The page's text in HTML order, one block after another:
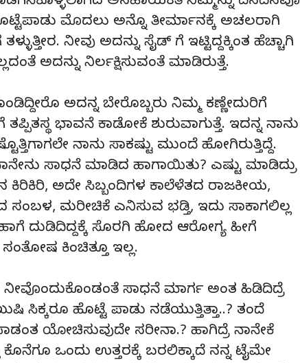
ಮೊದಲು ಅನ್ನೊ ತೀರ್ಮಾನಕ್ಕೆ ಅಚಲರಾಗಿ
ನೀವು ಅದನ್ನು ಸೈಡ್ ಗೆ ಇಟ್ಟಿದ್ದಕ್ಕಿಂತ ಹೆಚ್ಚಾಗಿ
ಅದನ್ನು ನಿರ್ಲಕ್ಷಿಸುವಂತೆ ಮಾಡಿರುತ್ತೆ.
ಅದನ್ನ ಬೇರೊಬ್ಬರು ನಿಮ್ಮ ಕಣ್ಣೇದುರಿಗೆ
ಭಾವನೆ ಕಾಡೋಕೆ ಶುರುವಾಗುತ್ತೆ. ಇದನ್ನ ನಾನು
ನಾನು ಸಾಕಷ್ಟು ಮುಂದೆ ಹೋಗಿರುತ್ತಿದ್ದೆ.
ಸಾಧನೆ ಮಾಡಿದ ಹಾಗಾಯಿತು? ಎಷ್ಟು ಮಾಡಿದ್ರು
ಅದೇ ಸಿಬ್ಬಂದಿಗಳ ಕಾಲೆಳೆತದ ರಾಜಕೀಯ,
ಸಂಬಳ, ಮರೀಚಿಕೆ ಎನಿಸುವ ಭಡ್ತಿ, ಇದು ಸಾಕಾಗಲಿಲ್ಲ
ದುಡಿದಿದ್ದಕ್ಕೆ ಸೊರಗಿ ಹೋದ ಆರೋಗ್ಯ ಹೀಗೆ
ಸಂತೋಷ ಕಿಂಚಿತ್ತೂ ಇಲ್ಲ.
ನೀವೊಂದುಕೊಂಡಂತೆ ಸಾಧನೆ ಮಾರ್ಗ ಅಂತ ಹಿಡಿದಿದ್ರೆ
ಸಿಕ್ಕರೂ ಹೊಟ್ಟೆ ಪಾಡು ನಡೆಯುತ್ತಿತ್ತಾ..? ತಂದೆ
ಯೋಚಿಸುವುದೇ ಸರೀನಾ.? ಹಾಗಿದ್ರೆ ನಾನೇಕೆ
ಒಂದು ಉತ್ತರಕ್ಕೆ ಬರಲಿಕ್ಕಾದೆ ನನ್ನ ಟೈಮೇ